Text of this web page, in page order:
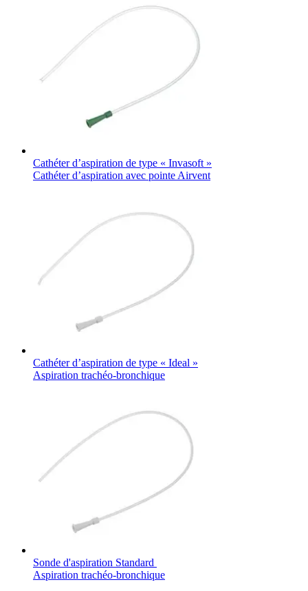
Catalogue de produits
Trouvez le produit que vous recherchez. Visitez le catalogue
Trouvez votre emploi
Découvrez vos opportunités de carrière chez B. Braun.
Contact
En dialogue avec B. Braun. Contactez-nous.
Cathéter d’aspiration de type « Invasoft »
Cathéter d’aspiration avec pointe Airvent
Cathéter d’aspiration de type « Ideal »
Aspiration trachéo-bronchique
Sonde d'aspiration Standard
Aspiration trachéo-bronchique